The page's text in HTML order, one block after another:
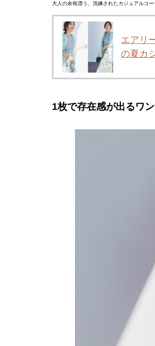
大人の余裕漂う、洗練されたカジュアルコ
エアリ
の夏カ
1枚で存在感が出るワ